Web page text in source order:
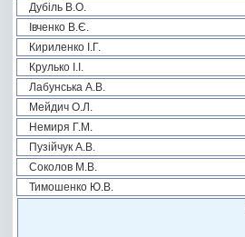
Дубіль В.О.
Івченко В.Є.
Кириленко І.Г.
Крулько І.І.
Лабунська А.В.
Мейдич О.Л.
Немиря Г.М.
Пузійчук А.В.
Соколов М.В.
Тимошенко Ю.В.